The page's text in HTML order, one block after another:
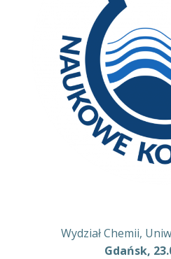
Wydział Chemii,
Gdańsk,